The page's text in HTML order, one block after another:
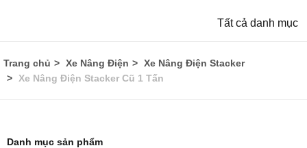
Tất cả danh mục
Trang chủ Xe Nâng Điện
Xe Nâng Điện Stacker
Xe Nâng Điện Stacker Cũ 1 Tấn
Danh mục sản phẩm